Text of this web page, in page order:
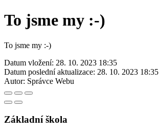
To jsme my :-)
To jsme my :-)
Datum vložení: 28. 10. 2023 18:35
Datum poslední aktualizace: 28. 10. 2023 18:35
Autor: Správce Webu
Základní škola